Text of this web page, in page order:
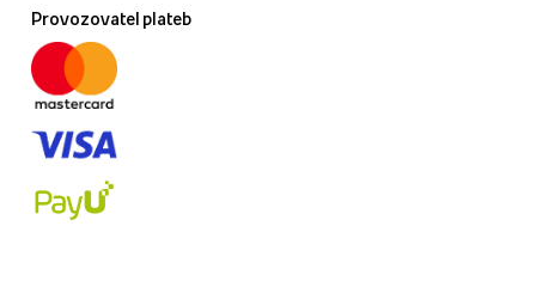
Provozovatel plateb